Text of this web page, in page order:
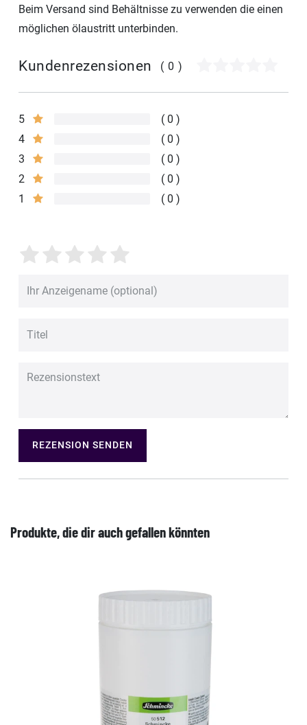
Beim Versand sind Behältnisse zu verwenden die einen
möglichen ölaustritt unterbinden.
Kundenrezensionen (0)
5
0
4
0
3
0
2
0
1
0
REZENSION SENDEN
Produkte, die dir auch gefallen könnten